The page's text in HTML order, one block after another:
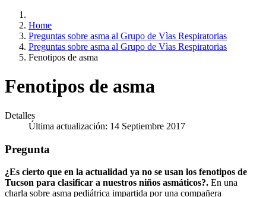
Home
Preguntas sobre asma al Grupo de Vìas Respiratorias
Preguntas sobre asma al Grupo de Vìas Respiratorias
Fenotipos de asma
Fenotipos de asma
Detalles
Última actualización: 14 Septiembre 2017
Pregunta
¿Es cierto que en la actualidad ya no se usan los fenotipos de
Tucson para clasificar a nuestros niños asmáticos?. En una
charla sobre asma pediátrica impartida por una compañera